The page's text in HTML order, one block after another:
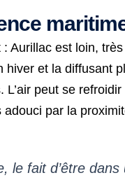
Aurillac est loin,
hiver et la diffusant
peut se
par la
le fait d’être